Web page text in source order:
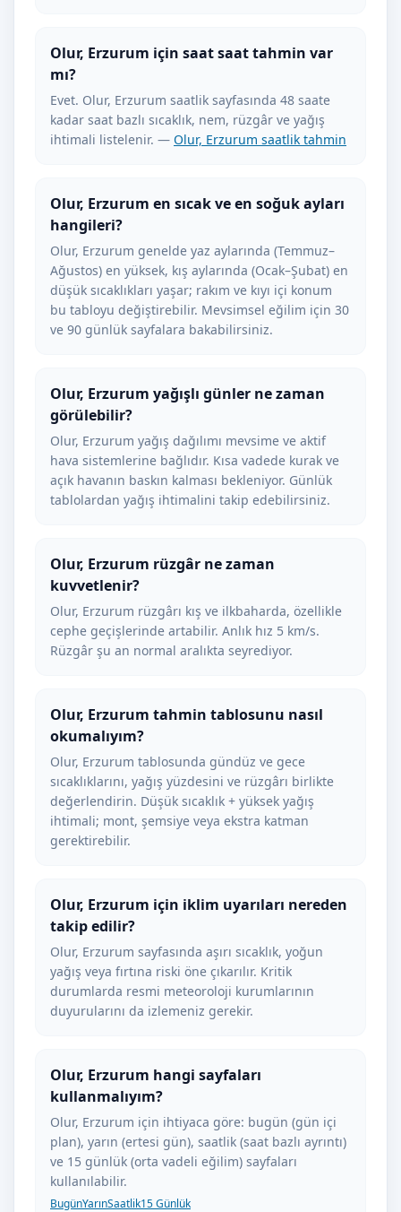
Olur, Erzurum için saat saat tahmin var
mı?
Evet. Olur, Erzurum saatlik sayfasında 48 saate
kadar saat bazlı sıcaklık, nem, rüzgâr ve yağış
ihtimali listelenir. — Olur, Erzurum saatlik tahmin
Olur, Erzurum en sıcak ve en soğuk ayları
hangileri?
Olur, Erzurum genelde yaz aylarında (Temmuz–
Ağustos) en yüksek, kış aylarında (Ocak–Şubat) en
düşük sıcaklıkları yaşar; rakım ve kıyı içi konum
bu tabloyu değiştirebilir. Mevsimsel eğilim için 30
ve 90 günlük sayfalara bakabilirsiniz.
Olur, Erzurum yağışlı günler ne zaman
görülebilir?
Olur, Erzurum yağış dağılımı mevsime ve aktif
hava sistemlerine bağlıdır. Kısa vadede kurak ve
açık havanın baskın kalması bekleniyor. Günlük
tablolardan yağış ihtimalini takip edebilirsiniz.
Olur, Erzurum rüzgâr ne zaman
kuvvetlenir?
Olur, Erzurum rüzgârı kış ve ilkbaharda, özellikle
cephe geçişlerinde artabilir. Anlık hız 5 km/s.
Rüzgâr şu an normal aralıkta seyrediyor.
Olur, Erzurum tahmin tablosunu nasıl
okumalıyım?
Olur, Erzurum tablosunda gündüz ve gece
sıcaklıklarını, yağış yüzdesini ve rüzgârı birlikte
değerlendirin. Düşük sıcaklık + yüksek yağış
ihtimali; mont, şemsiye veya ekstra katman
gerektirebilir.
Olur, Erzurum için iklim uyarıları nereden
takip edilir?
Olur, Erzurum sayfasında aşırı sıcaklık, yoğun
yağış veya fırtına riski öne çıkarılır. Kritik
durumlarda resmi meteoroloji kurumlarının
duyurularını da izlemeniz gerekir.
Olur, Erzurum hangi sayfaları
kullanmalıyım?
Olur, Erzurum için ihtiyaca göre: bugün (gün içi
plan), yarın (ertesi gün), saatlik (saat bazlı ayrıntı)
ve 15 günlük (orta vadeli eğilim) sayfaları
kullanılabilir.
BugünYarınSaatlik15 Günlük